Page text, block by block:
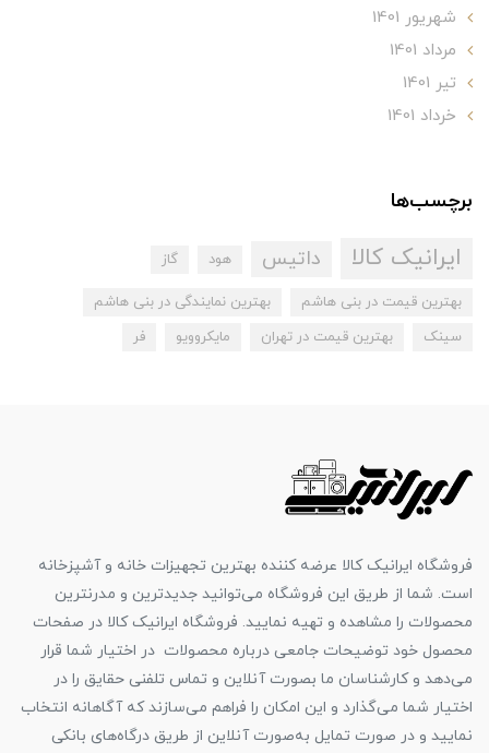
شهریور 1401
مرداد 1401
تير 1401
خرداد 1401
برچسب‌ها
ایرانیک کالا داتیس هود گاز
بهترین قیمت در بنی هاشم
بهترین نمایندگی در بنی هاشم
سینک
بهترین قیمت در تهران مایکروویو فر
فروشگاه ایرانیک کالا عرضه کننده بهترین تجهیزات خانه و آشپزخانه
است. شما از طریق این فروشگاه می‌توانید جدیدترین و مدرنترین
محصولات را مشاهده و تهیه نمایید. فروشگاه ایرانیک کالا در صفحات
محصول خود توضیحات جامعی درباره محصولات در اختیار شما قرار
می‌دهد و کارشناسان ما بصورت آنلاین و تماس تلفنی حقایق را در
اختیار شما می‌گذارد و این امکان را فراهم می‌سازند که آگاهانه انتخاب
نمایید و در صورت تمایل به‌صورت آنلاین از طریق درگاه‌های بانکی